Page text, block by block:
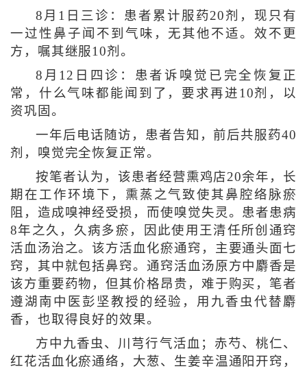
8月1日三诊：患者累计服药20剂，现只有
一过性鼻子闻不到气味，无其他不适。效不更
方，嘱其继服10剂。
8月12日四诊：患者诉嗅觉已完全恢复正
常，什么气味都能闻到了，要求再进10剂，以
资巩固。
一年后电话随访，患者告知，前后共服药40
剂，嗅觉完全恢复正常。
按笔者认为，该患者经营熏鸡店20余年，长
期在工作环境下，熏蒸之气致使其鼻腔络脉瘀
阻，造成嗅神经受损，而使嗅觉失灵。患者患病
8年之久，久病多瘀，因此使用王清任所创通窍
活血汤治之。该方活血化瘀通窍，主要通头面七
窍，其中就包括鼻窍。通窍活血汤原方中麝香是
该方重要药物，但其价格昂贵，难于购买，笔者
遵湖南中医彭坚教授的经验，用九香虫代替麝
香，也取得良好的效果。
方中九香虫、川芎行气活血；赤芍、桃仁、
红花活血化瘀通络，大葱、生姜辛温通阳开窍，